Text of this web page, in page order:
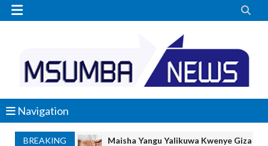
 
Navigation
BREAKING
Maisha Yangu Yalikuwa Kwenye Giza